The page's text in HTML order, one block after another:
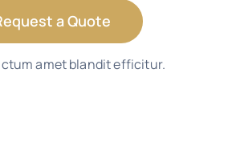
a Quote
amet blandit efficitur.